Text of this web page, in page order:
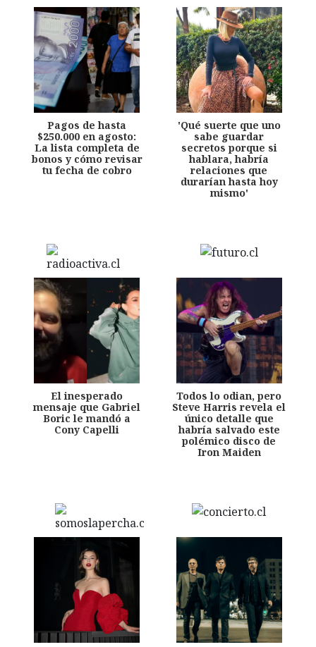
Pagos de hasta
$250.000 en agosto:
La lista completa de
bonos y cómo revisar
tu fecha de cobro
'Qué suerte que uno
sabe guardar
secretos porque si
hablara, habría
relaciones que
durarían hasta hoy
mismo'
El inesperado
mensaje que Gabriel
Boric le mandó a
Cony Capelli
Todos lo odian, pero
Steve Harris revela el
único detalle que
habría salvado este
polémico disco de
Iron Maiden